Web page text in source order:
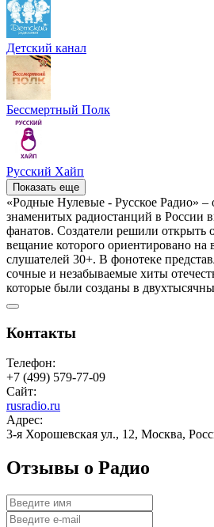
Детский канал
Бессмертный Полк
Русский Хайп
Показать еще
«Родные Нулевые - Русское Радио» –
знаменитых радиостанций в России
фанатов. Создатели решили открыть
вещание которого ориентировано на
слушателей 30+. В фонотеке
сочные и незабываемые хиты
которые были созданы в
Контакты
Телефон:
+7 (499) 579‑77-09
Сайт:
rusradio.ru
Адрес:
3-я Хорошевская ул., 12, Москва,
Отзывы о Радио